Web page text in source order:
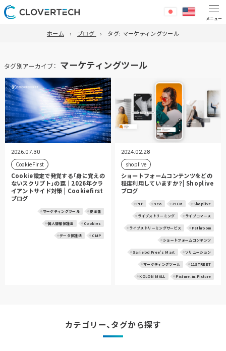
ホーム ブログ タグ: マーケティングツール
タグ別アーカイブ： マーケティングツール
2026.07.30
CookieFirst
Cookie設定で発覚する「身に覚えの
ないスクリプト」の罠｜2026年クラ
イアントサイド対策 | Cookiefirst
ブログ
マーケティングツール 安全性
個人情報保護法 Cookies
データ保護法 CMP
2024.02.28
shoplive
ショートフォームコンテンツをどの
程度利用していますか？| Shoplive
ブログ
PIP seo 29CM Shoplive
ライブストリーミング ライブコマース
ライブストリーミングサービス Pethroom
ショートフォームコンテンツ
Saniebd Free's Mart ソリューション
マーケティングツール 11STREET
KOLON MALL Picture-in-Picture
カテゴリー、タグから探す